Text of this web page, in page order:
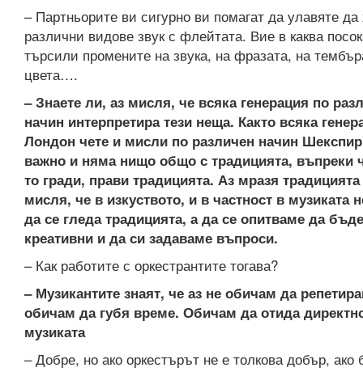
– Партньорите ви сигурно ви помагат да улавяте
различни видове звук с флейтата. Вие в каква
търсили промените на звука, на фразата, на
цвета….
– Знаете ли, аз мисля, че всяка генерация по
начин интерпретира тези неща. Както всяка
Лондон чете и мисли по различен начин
важно и няма нищо общо с традицията, въпреки
то гради, прави традицията. Аз мразя
мисля, че в изкуството, и в частност в музиката
да се гледа традицията, а да се опитваме да
креативни и да си задаваме въпроси.
– Как работите с оркестрантите тогава?
– Музикантите знаят, че аз не обичам да
обичам да губя време. Обичам да отида
музиката
– Добре, но ако оркестърът не е толкова добър,